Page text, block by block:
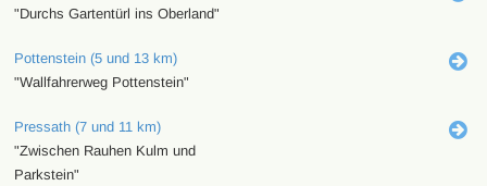
"Durchs Gartentürl ins Oberland"
Pottenstein (5 und 13 km)
"Wallfahrerweg Pottenstein"
Pressath (7 und 11 km)
"Zwischen Rauhen Kulm und
Parkstein"